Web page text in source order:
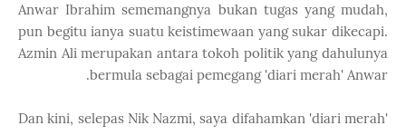
Anwar Ibrahim sememangnya bukan tugas yang mudah,
pun begitu ianya suatu keistimewaan yang sukar dikecapi.
Azmin Ali merupakan antara tokoh politik yang dahulunya
bermula sebagai pemegang 'diari merah' Anwar.
Dan kini, selepas Nik Nazmi, saya difahamkan 'diari merah'